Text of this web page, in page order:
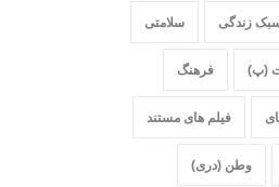
زندگی سلامتی
(پ) فرهنگ
فیلم های مستند
وطن (دری)